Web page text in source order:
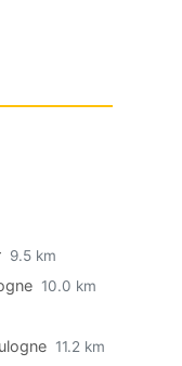
9.5 km
10.0 km
11.2 km